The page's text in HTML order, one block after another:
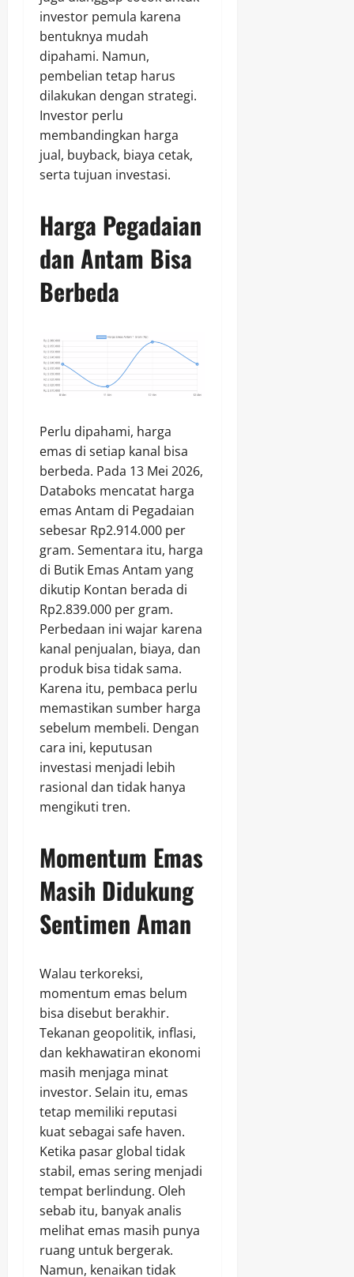
investor pemula karena
bentuknya mudah
dipahami. Namun,
pembelian tetap harus
dilakukan dengan strategi.
Investor perlu
membandingkan harga
jual, buyback, biaya cetak,
serta tujuan investasi.
Harga Pegadaian
dan Antam Bisa
Berbeda
Perlu dipahami, harga
emas di setiap kanal bisa
berbeda. Pada 13 Mei 2026,
Databoks mencatat harga
emas Antam di Pegadaian
sebesar Rp2.914.000 per
gram. Sementara itu, harga
di Butik Emas Antam yang
dikutip Kontan berada di
Rp2.839.000 per gram.
Perbedaan ini wajar karena
kanal penjualan, biaya, dan
produk bisa tidak sama.
Karena itu, pembaca perlu
memastikan sumber harga
sebelum membeli. Dengan
cara ini, keputusan
investasi menjadi lebih
rasional dan tidak hanya
mengikuti tren.
Momentum Emas
Masih Didukung
Sentimen Aman
Walau terkoreksi,
momentum emas belum
bisa disebut berakhir.
Tekanan geopolitik, inflasi,
dan kekhawatiran ekonomi
masih menjaga minat
investor. Selain itu, emas
tetap memiliki reputasi
kuat sebagai safe haven.
Ketika pasar global tidak
stabil, emas sering menjadi
tempat berlindung. Oleh
sebab itu, banyak analis
melihat emas masih punya
ruang untuk bergerak.
Namun, kenaikan tidak